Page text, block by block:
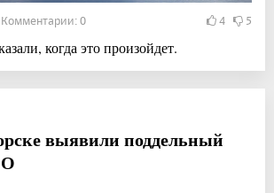
0 4 5
когда это произойдет.
выявили поддельный